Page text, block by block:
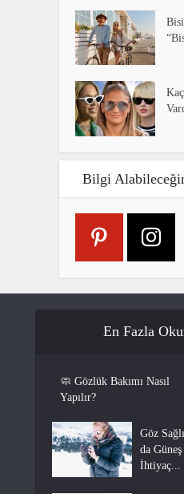
Bilgi
En Fazla
🧼 Gözlük Bakımı Nasıl
Yapılır?
Göz
da
İhtiyaç...